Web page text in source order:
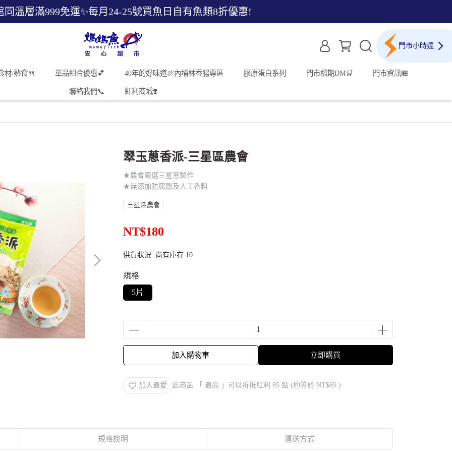
同溫層滿999免運✨每月24-25號買魚日自有魚類8折優惠!
門市小時達
材/熟食🍴 單品組合優惠💕 40年的好味道🍖內埔林香腸專區 膠原蛋白系列 門市檔期DM🛒 門市資訊🏪
聯絡我們📞 紅利商城❣️
翠玉蔥香派-三星區農會
★農會嚴選三星蔥製作
★無添加防腐劑及人工香料
三星區農會
NT$180
供貨狀況: 尚有庫存 10
規格
5片
加入購物車 立即購買
加入最愛 此商品 「 最高 」可以折抵紅利 85 點 (約等於 NT$85 )
規格說明 運送方式